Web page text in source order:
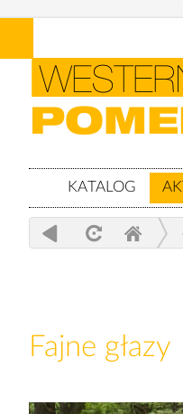
KATALOG
Fajne głazy